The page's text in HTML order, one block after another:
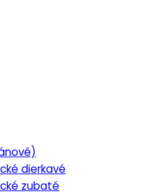
dierkavé
zubaté